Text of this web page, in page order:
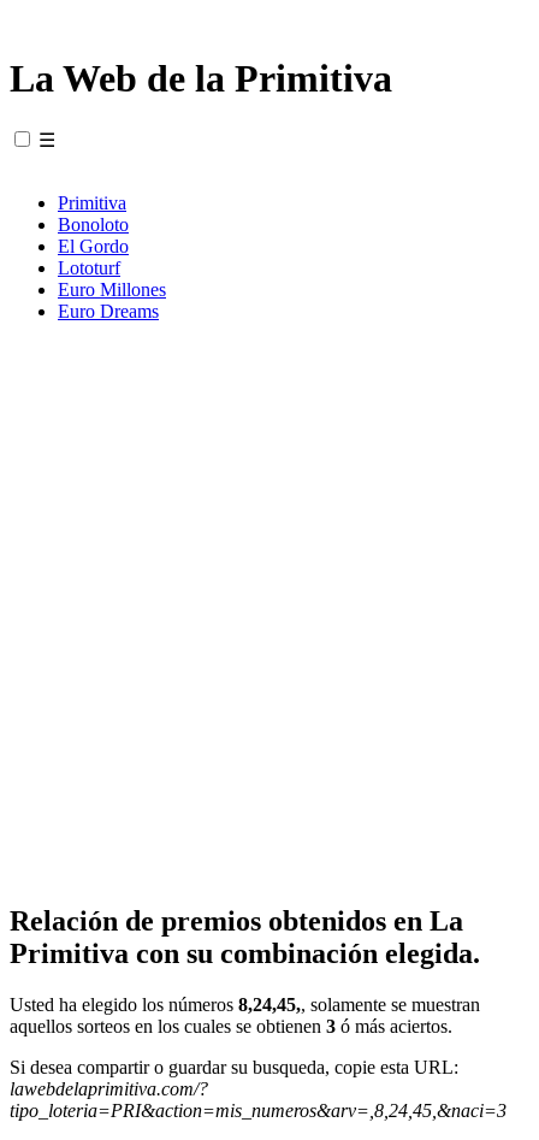
La Web de la Primitiva
☰
Primitiva
Bonoloto
El Gordo
Lototurf
Euro Millones
Euro Dreams
Relación de premios obtenidos en La
Primitiva con su combinación elegida.
Usted ha elegido los números 8,24,45,, solamente se muestran
aquellos sorteos en los cuales se obtienen 3 ó más aciertos.
Si desea compartir o guardar su busqueda, copie esta URL:
lawebdelaprimitiva.com/?
tipo_loteria=PRI&action=mis_numeros&arv=,8,24,45,&naci=3